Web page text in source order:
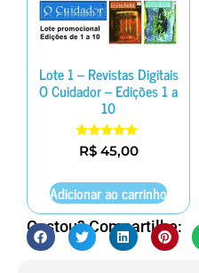
Lote 1 – Revistas Digitais
O Cuidador – Edições 1 a
10
Avaliação
5.00
R$45,00
Adicionar ao carrinho
Gostou? Compartilhe: